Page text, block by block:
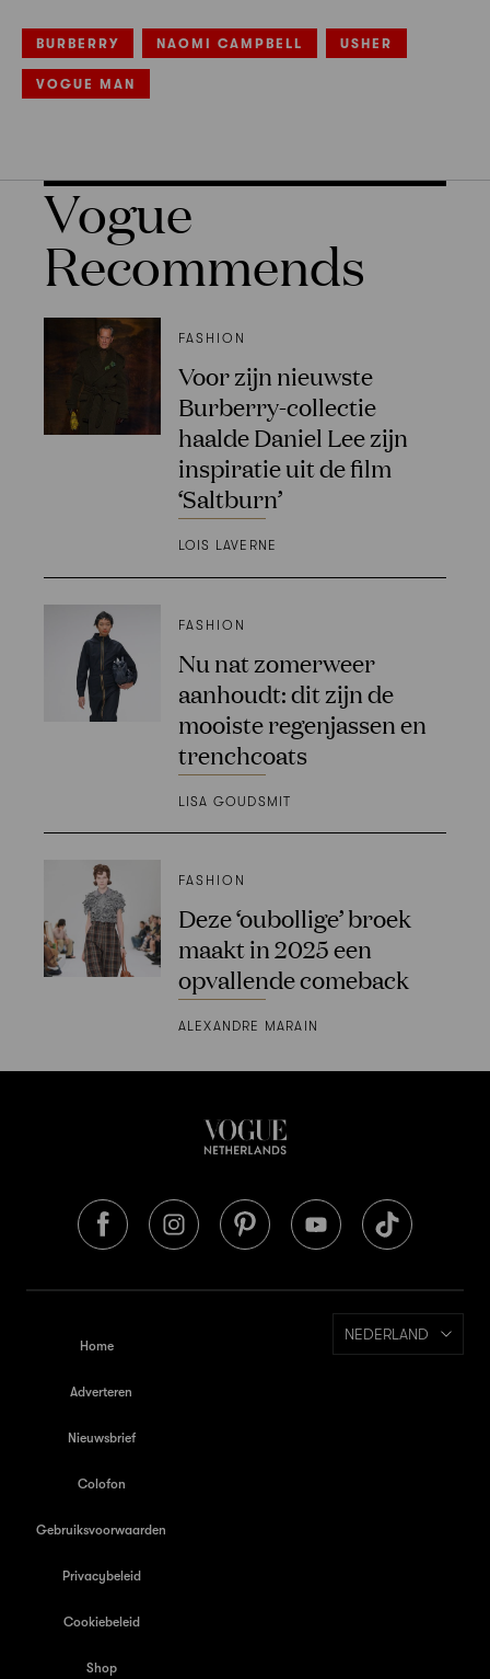
BURBERRY NAOMI CAMPBELL USHER
VOGUE MAN
Vogue
Recommends
FASHION
Voor zijn nieuwste
Burberry-collectie
haalde Daniel Lee zijn
inspiratie uit de film
‘Saltburn’
LOIS LAVERNE
FASHION
Nu nat zomerweer
aanhoudt: dit zijn de
mooiste regenjassen en
trenchcoats
LISA GOUDSMIT
FASHION
Deze ‘oubollige’ broek
maakt in 2025 een
opvallende comeback
ALEXANDRE MARAIN
Home
Adverteren
Nieuwsbrief
Colofon
Gebruiksvoorwaarden
Privacybeleid
Cookiebeleid
Shop
NEDERLAND